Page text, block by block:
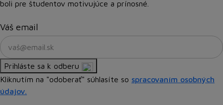
boli pre študentov motivujúce a prínosné.
Váš email
Prihláste sa k odberu
Kliknutím na "odoberať" súhlasíte so spracovaním osobných
údajov.